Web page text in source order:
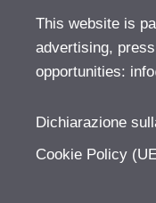
This website is
advertising,
opportunities:
Dichiarazione
Cookie Policy